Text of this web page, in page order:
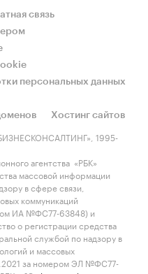
связь
персональных данных
Хостинг сайтов
1995-
агентства «РБК»
массовой информации
в сфере связи,
коммуникаций
ИА №ФС77-63848) и
о регистрации средства
службой по надзору в
и массовых
за номером ЭЛ №ФС77-